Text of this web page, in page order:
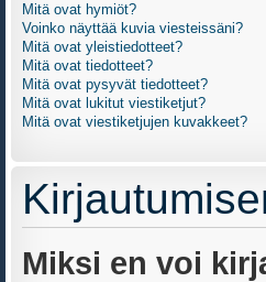
Mitä ovat hymiöt?
Voinko näyttää kuvia viesteissäni?
Mitä ovat yleistiedotteet?
Mitä ovat tiedotteet?
Mitä ovat pysyvät tiedotteet?
Mitä ovat lukitut viestiketjut?
Mitä ovat viestiketjujen kuvakkeet?
Miksi en voi